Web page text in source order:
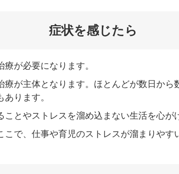
症状を感じたら
が必要になります。
療が主体となります。ほとんどが数日から
ります。
とやストレスを溜め込まない生活を心が
こで、仕事や育児のストレスが溜まりやす